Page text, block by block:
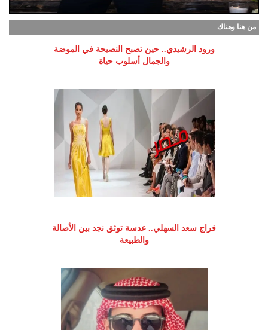
من هنا وهناك
ورود الرشيدي.. حين تصبح النصيحة في الموضة
والجمال أسلوب حياة
فراج سعد السهلي.. عدسة توثق نجد بين الأصالة
والطبيعة